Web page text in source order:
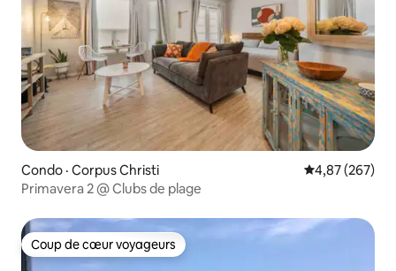
Condo · Corpus Christi Note
4,87 (267)
Primavera 2 @ Clubs de plage
Coup de cœur voyageurs
Coup de cœur voyageurs